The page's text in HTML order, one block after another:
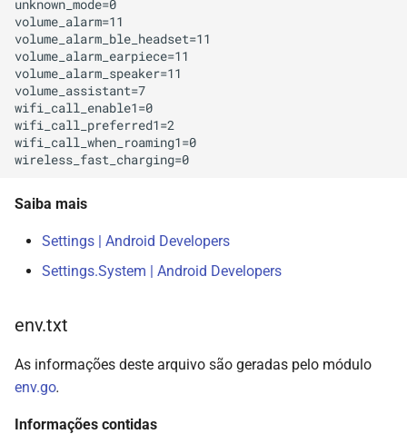
unknown_mode=0
volume_alarm=11
volume_alarm_ble_headset=11
volume_alarm_earpiece=11
volume_alarm_speaker=11
volume_assistant=7
wifi_call_enable1=0
wifi_call_preferred1=2
wifi_call_when_roaming1=0
Saiba mais
Settings | Android Developers
Settings.System | Android Developers
env.txt
As informações deste arquivo são geradas pelo módulo
env.go.
Informações contidas